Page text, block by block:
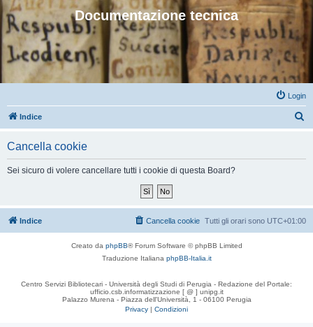
Documentazione tecnica
Login
Indice
Cancella cookie
Sei sicuro di volere cancellare tutti i cookie di questa Board?
Indice Tutti gli orari sono UTC+01:00
Cancella cookie
Creato da phpBB® Forum Software © phpBB Limited
Traduzione Italiana phpBB-Italia.it
Centro Servizi Bibliotecari - Università degli Studi di Perugia - Redazione del Portale:
ufficio.csb.informatizzazione [ @ ] unipg.it
Palazzo Murena - Piazza dell'Università, 1 - 06100 Perugia
Privacy | Condizioni